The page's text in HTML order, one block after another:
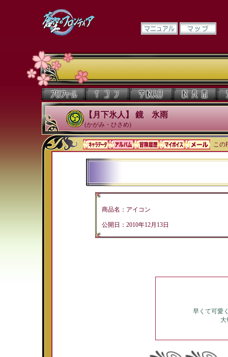
【月下氷人】 鏡 氷雨
(かがみ・ひさめ)
この
商品名：アイコン
公開日：2010年12月13日
早くて可愛